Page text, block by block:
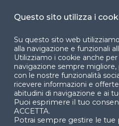
Facebook
YouTube X
Questo sito utilizza i
Su questo sito web
alla navigazione e funzionali
Utilizziamo i cookie anche
navigazione sempre migliore,
con le nostre funzionalità
ricevere informazioni e
abitudini di navigazione e ai
Puoi esprimere il tuo
ACCETTA.
Potrai sempre gestire le